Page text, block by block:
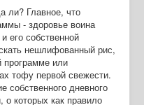
ли? Главное, что
- здоровье воина
его собственной
нешлифованный рис,
программе или
тофу первой свежести.
собственного дневного
о которых как правило